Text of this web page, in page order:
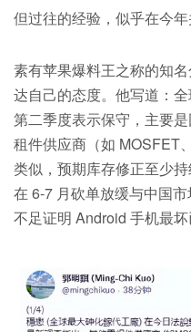
但过往的经验，似乎在今年
素有苹果爆料王之称的知
达自己的态度。他写道：
第二季度表示保守，主要
租件供应商（如 MOSFET
类似，预期库存修正至少
在 6-7 月砍单放缓与中国
不足证明 Android 手机最坏